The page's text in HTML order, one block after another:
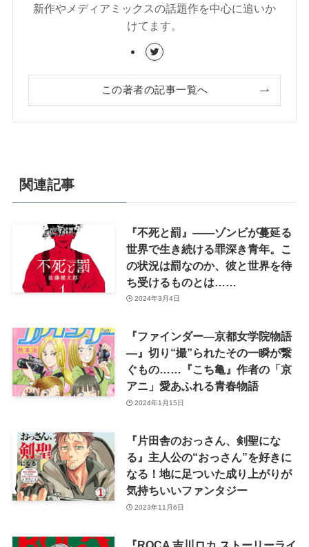
新作やメディアミックスの話題作を中心に追いか
けてます。
この著者の記事一覧へ
関連記事
『不死と罰』――ゾンビが蔓延る
世界で生き続ける罪深き青年。こ
の状況は罰なのか、彼と世界を待
ち受けるものとは……
2024年3月4日
『ファインダー―京都女学院物語
―』切り“撮”られたその一瞬が繋
ぐもの……『こち亀』作者の「京
アニ」愛あふれる青春物語
2024年1月15日
『片田舎のおっさん、剣聖にな
る』主人公の“おっさん”を好きに
なる！地に足ついた成り上がりが
気持ちいいファンタジー
2023年11月6日